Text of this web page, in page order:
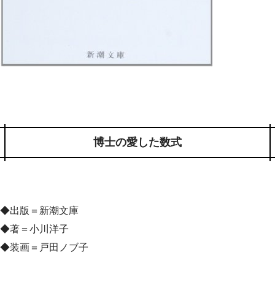
博士の愛した数式
◆出版＝新潮文庫
◆著＝小川洋子
◆装画＝戸田ノブ子